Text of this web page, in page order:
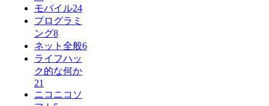
モバイル24
プログラミ
ング8
ネット全般6
ライフハッ
ク的な何か
21
ニコニコソ